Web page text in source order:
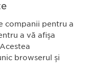
44
27
companii pentru a
a vă afișa
browserul și